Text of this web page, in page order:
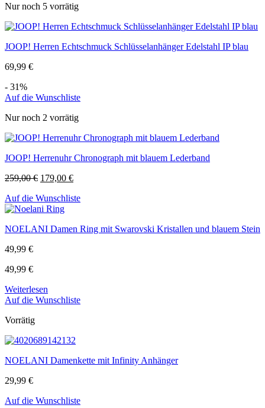
Nur noch 5 vorrätig
JOOP! Herren Echtschmuck Schlüsselanhänger Edelstahl IP blau
69,99 €
- 31%
Auf die Wunschliste
Nur noch 2 vorrätig
JOOP! Herrenuhr Chronograph mit blauem Lederband
259,00€ 179,00 €
Auf die Wunschliste
NOELANI Damen Ring mit Swarovski Kristallen und blauem Stein
49,99 €
49,99 €
Weiterlesen
Auf die Wunschliste
Vorrätig
NOELANI Damenkette mit Infinity Anhänger
29,99 €
Auf die Wunschliste